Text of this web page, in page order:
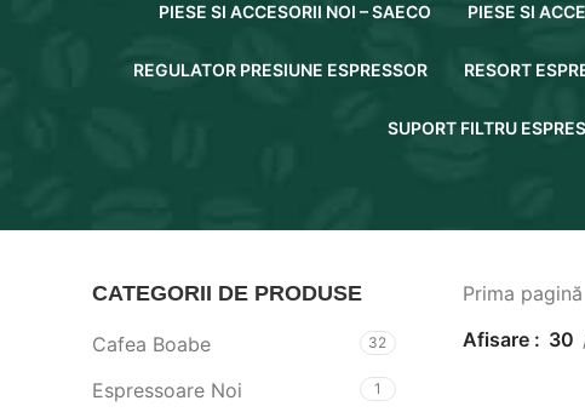
PIESE SI ACCESORII NOI – SAECO PIESE SI
REGULATOR PRESIUNE ESPRESSOR RESORT
SUPORT FILTRU
CATEGORII DE PRODUSE
Cafea Boabe 32
Espressoare Noi 1
Prima pagină
Afisare
30